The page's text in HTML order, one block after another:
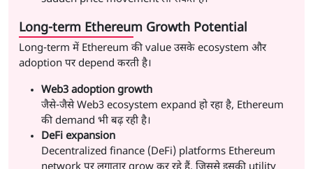
Long-term Ethereum Growth Potential
Long-term में Ethereum की value उसके ecosystem और
adoption पर depend करती है।
Web3 adoption growth
जैसे-जैसे Web3 ecosystem expand हो रहा है, Ethereum
की demand भी बढ़ रही है।
DeFi expansion
Decentralized finance (DeFi) platforms Ethereum